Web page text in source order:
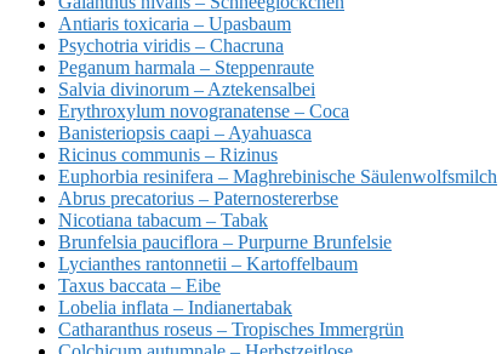
Antiaris toxicaria – Upasbaum
Psychotria viridis – Chacruna
Peganum harmala – Steppenraute
Salvia divinorum – Aztekensalbei
Erythroxylum novogranatense – Coca
Banisteriopsis caapi – Ayahuasca
Ricinus communis – Rizinus
Euphorbia resinifera – Maghrebinische Säulenwolfsmilch
Abrus precatorius – Paternostererbse
Nicotiana tabacum – Tabak
Brunfelsia pauciflora – Purpurne Brunfelsie
Lycianthes rantonnetii – Kartoffelbaum
Taxus baccata – Eibe
Lobelia inflata – Indianertabak
Catharanthus roseus – Tropisches Immergrün